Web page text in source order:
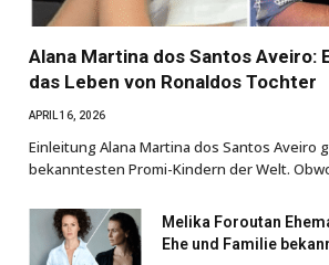
Alana Martina dos Santos Aveiro:
das Leben von Ronaldos Tochter
APRIL 16, 2026
Einleitung Alana Martina dos Santos Aveiro
bekanntesten Promi-Kindern der Welt.
Melika Foroutan
Ehe und Familie